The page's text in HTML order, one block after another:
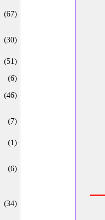
(67)
(30)
(51)
(6)
(46)
(7)
(1)
(6)
(34)